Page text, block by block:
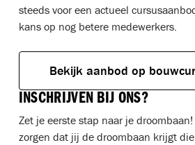
steeds voor een actueel
kans op nog betere medewerkers.
Bekijk aanbod op
INSCHRIJVEN BIJ ONS?
Zet je eerste stap naar je
zorgen dat jij de droombaan krijgt